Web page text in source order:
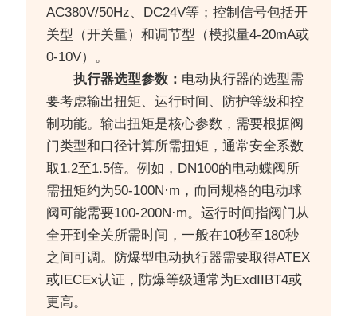
AC380V/50Hz、DC24V等；控制信号包括开
关型（开关量）和调节型（模拟量4-20mA或
0-10V）。
执行器选型参数： 电动执行器的选型需
要考虑输出扭矩、运行时间、防护等级和控
制功能。输出扭矩是核心参数，需要根据阀
门类型和口径计算所需扭矩，通常安全系数
取1.2至1.5倍。例如，DN100的电动蝶阀所
需扭矩约为50-100N·m，而同规格的电动球
阀可能需要100-200N·m。运行时间指阀门从
全开到全关所需时间，一般在10秒至180秒
之间可调。防爆型电动执行器需要取得ATEX
或IECEx认证，防爆等级通常为ExdIIBT4或
更高。